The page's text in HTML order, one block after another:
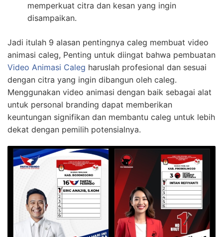
memperkuat citra dan kesan yang ingin
disampaikan.
Jadi itulah 9 alasan pentingnya caleg membuat video
animasi caleg, Penting untuk diingat bahwa pembuatan
Video Animasi Caleg haruslah profesional dan sesuai
dengan citra yang ingin dibangun oleh caleg.
Menggunakan video animasi dengan baik sebagai alat
untuk personal branding dapat memberikan
keuntungan signifikan dan membantu caleg untuk lebih
dekat dengan pemilih potensialnya.